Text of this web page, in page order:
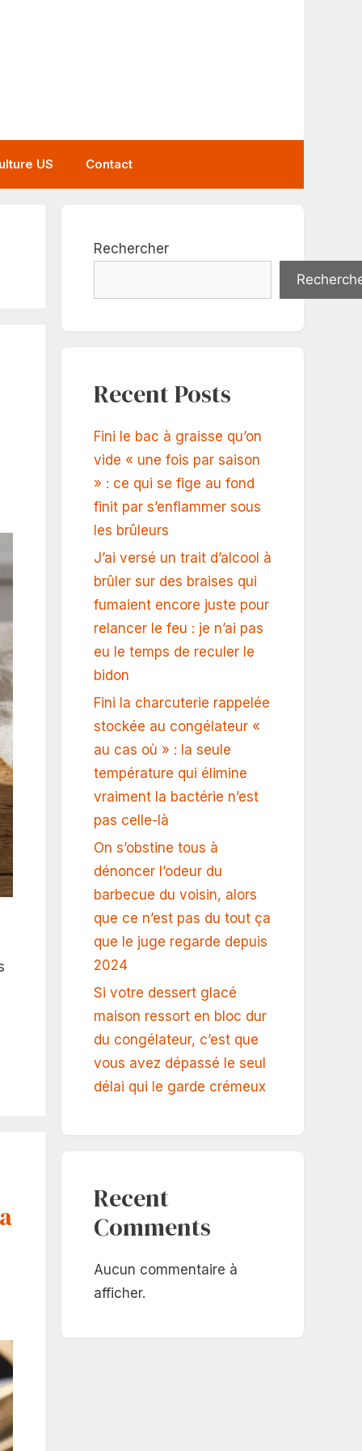
US Contact
Rechercher
Recent Posts
Fini le bac à graisse qu’on
vide « une fois par saison
» : ce qui se fige au fond
finit par s’enflammer sous
les brûleurs
J’ai versé un trait d’alcool à
brûler sur des braises qui
fumaient encore juste pour
relancer le feu : je n’ai pas
eu le temps de reculer le
bidon
Fini la charcuterie rappelée
stockée au congélateur «
au cas où » : la seule
température qui élimine
vraiment la bactérie n’est
pas celle-là
On s’obstine tous à
dénoncer l’odeur du
barbecue du voisin, alors
que ce n’est pas du tout ça
que le juge regarde depuis
2024
Si votre dessert glacé
maison ressort en bloc dur
du congélateur, c’est que
vous avez dépassé le seul
délai qui le garde crémeux
Recent
Comments
Aucun commentaire à
afficher.